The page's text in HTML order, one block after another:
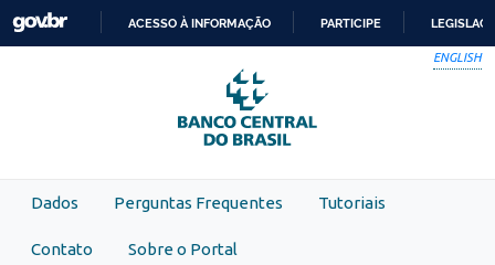
Skip to main content
PARA
O
CONTEÚDO
ACESSO À INFORMAÇÃO PARTICIPE
ENGLISH
Dados Perguntas Frequentes Tutoriais
Contato Sobre o Portal